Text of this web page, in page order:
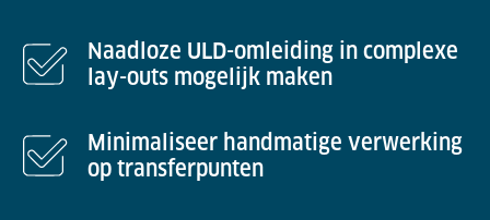
Naadloze ULD-omleiding in complexe
lay-outs mogelijk maken
Minimaliseer handmatige verwerking
op transferpunten